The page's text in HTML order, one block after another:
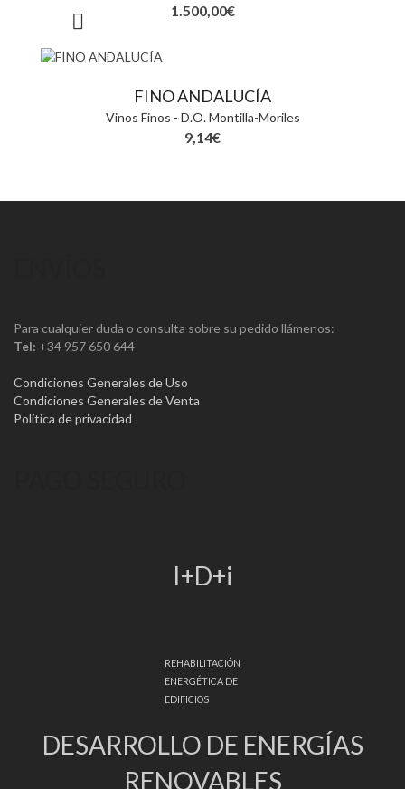
1.500,00€
FINO ANDALUCÍA
Vinos Finos - D.O. Montilla-Moriles
9,14€
Para cualquier duda o consulta sobre su pedido llámenos:
Tel: +34 957 650 644
Condiciones Generales de Uso
Condiciones Generales de Venta
Política de privacidad
I+D+i
REHABILITACIÓN
ENERGÉTICA DE
EDIFICIOS
DESARROLLO DE ENERGÍAS
RENOVABLES